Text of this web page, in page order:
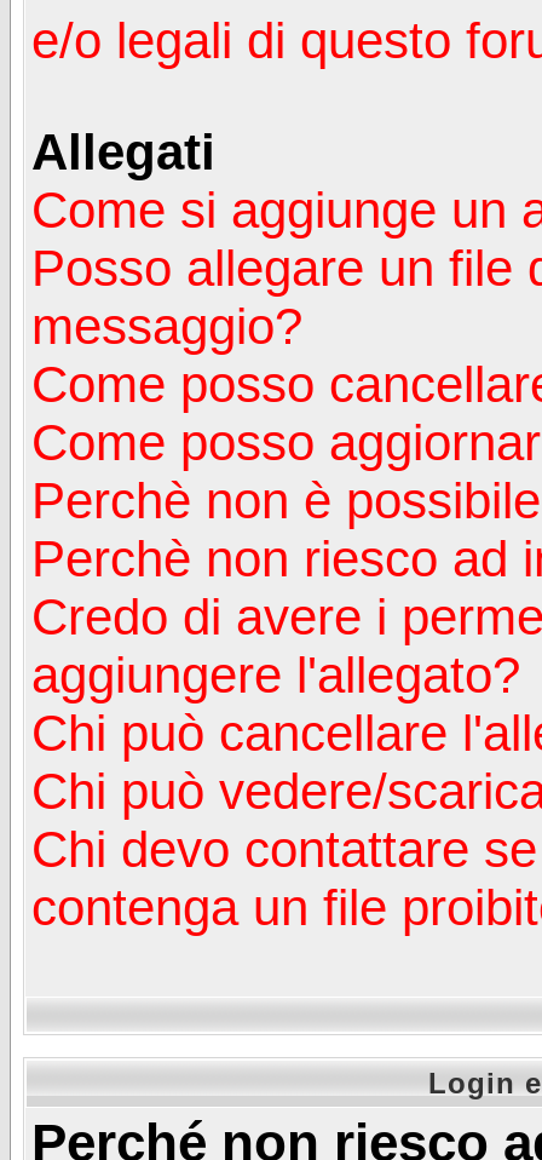
e/o legali di questo
Allegati
Come si aggiunge un
Posso allegare un file
messaggio?
Come posso
Come posso
Perchè non è
Perchè non riesco ad
Credo di avere i
aggiungere l'allegato?
Chi può cancellare
Chi può vedere/
Chi devo contattare
contenga un file
Login
Perché non riesco